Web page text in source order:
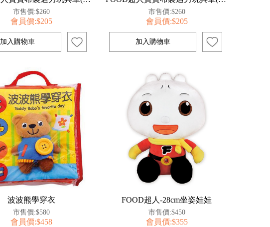
市售價:$260
會員價:$205
市售價:$260
會員價:$205
波波熊學穿衣
市售價:$580
會員價:$458
FOOD超人-28cm坐姿娃娃
市售價:$450
會員價:$355